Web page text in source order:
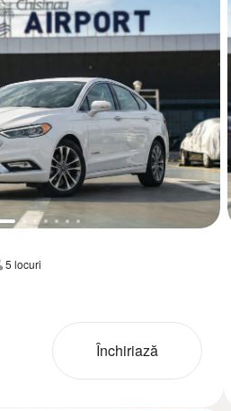
5 locuri
Închiriază